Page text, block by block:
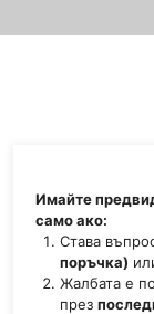
Имайте
само ако:
Става
поръчка)
Жалбата е
през